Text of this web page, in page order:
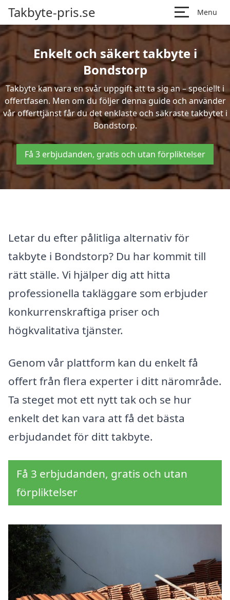
Takbyte-pris.se Menu
Enkelt och säkert takbyte i
Bondstorp
Takbyte kan vara en svår uppgift att ta sig an – speciellt i
offertfasen. Men om du följer denna guide och använder
vår offerttjänst får du det enklaste och säkraste takbytet i
Bondstorp.
Få 3 erbjudanden, gratis och utan förpliktelser
Letar du efter pålitliga alternativ för
takbyte i Bondstorp? Du har kommit till
rätt ställe. Vi hjälper dig att hitta
professionella takläggare som erbjuder
konkurrenskraftiga priser och
högkvalitativa tjänster.
Genom vår plattform kan du enkelt få
offert från flera experter i ditt närområde.
Ta steget mot ett nytt tak och se hur
enkelt det kan vara att få det bästa
erbjudandet för ditt takbyte.
Få 3 erbjudanden, gratis och utan
förpliktelser